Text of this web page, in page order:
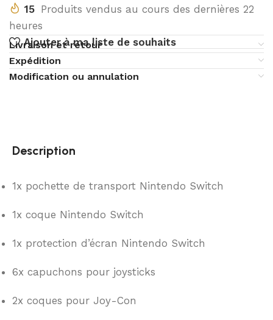
15 Produits vendus au cours des dernières 22
heures
Ajouter à ma liste de souhaits
Livraison et retour
Expédition
Modification ou annulation
Description
1x pochette de transport Nintendo Switch
1x coque Nintendo Switch
1x protection d’écran Nintendo Switch
6x capuchons pour joysticks
2x coques pour Joy-Con